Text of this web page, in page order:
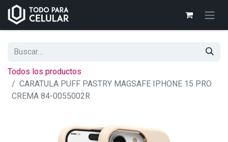
Todos los productos
CARATULA PUFF PASTRY MAGSAFE IPHONE 15 PRO
CREMA 84-0055002R